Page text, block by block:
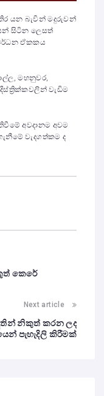
යන බැවින් මදුරුවන්
සිටින ලෙසත්
ඒකකය
මහනුවර,
වැඩිම
අවදානම අවම
වැදගත්කම ද
කෙරේ
Next article
නිකුත් කරන ලද
පැහැදිලි කිරීමක්